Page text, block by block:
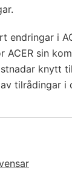
endringar i
ACER sin
knytt
tilrådingar i